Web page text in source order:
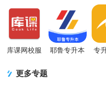
3.1.3 最新版
单
库课网校服
官方手机版
耶鲁专升本
专
更多专题